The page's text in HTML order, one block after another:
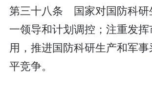
第三十八条 国家对国防科研
一领导和计划调控；注重发
用，推进国防科研生产和军
平竞争。